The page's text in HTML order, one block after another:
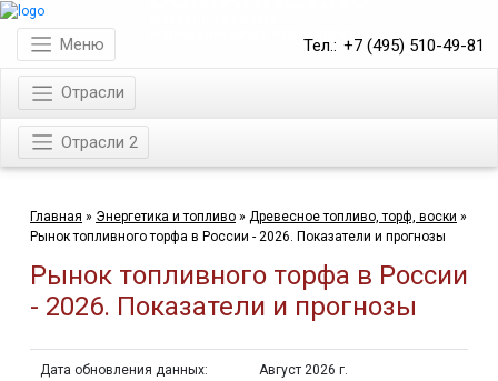
Тел.: +7 (495) 510-49-81
Меню
Отрасли
Отрасли 2
Главная » Энергетика и топливо » Древесное топливо, торф, воски »
Рынок топливного торфа в России - 2026. Показатели и прогнозы
Рынок топливного торфа в России
- 2026. Показатели и прогнозы
Дата обновления данных: Август 2026 г.